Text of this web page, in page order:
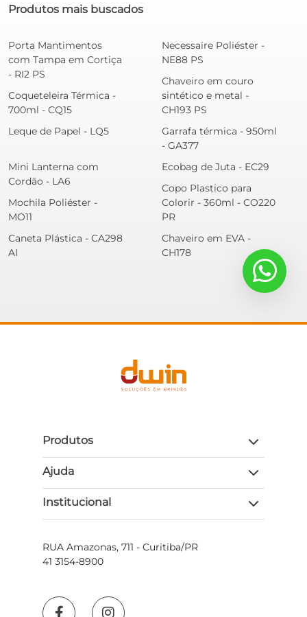
Produtos mais buscados
Porta Mantimentos
com Tampa em Cortiça
- RI2 PS
Coqueteleira Térmica -
700ml - CQ15
Leque de Papel - LQ5
Necessaire Poliéster -
NE88 PS
Chaveiro em couro
sintético e metal -
CH193 PS
Garrafa térmica - 950ml
- GA377
Mini Lanterna com
Cordão - LA6
Mochila Poliéster -
MO11
Caneta Plástica - CA298
AI
Ecobag de Juta - EC29
Copo Plastico para
Colorir - 360ml - CO220
PR
Chaveiro em EVA -
CH178
Produtos
Ajuda
Institucional
RUA Amazonas, 711 - Curitiba/PR
41 3154-8900